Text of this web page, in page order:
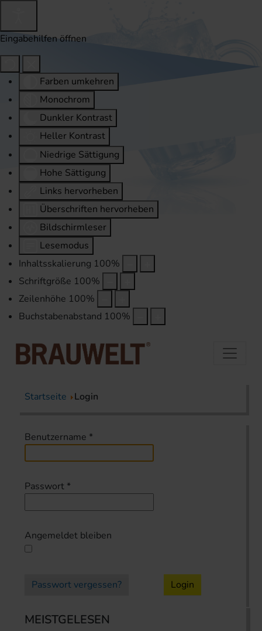
Eingabehilfen öffnen
Farben umkehren
Monochrom
Dunkler Kontrast
Heller Kontrast
Niedrige Sättigung
Hohe Sättigung
Links hervorheben
Überschriften hervorheben
Bildschirmleser
Lesemodus
Inhaltsskalierung 100%
Schriftgröße 100%
Zeilenhöhe 100%
Buchstabenabstand 100%
Startseite Login
Benutzername *
Passwort *
Angemeldet bleiben
Passwort vergessen? Login
MEISTGELESEN